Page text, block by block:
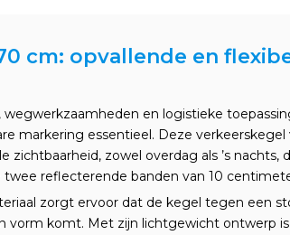
cm: opvallende en
en logistieke
markering essentieel. Deze verkeerskegel
zowel overdag als ’s nachts,
twee reflecterende banden van 10
zorgt ervoor dat de kegel tegen een
vorm komt. Met zijn lichtgewicht ontwerp